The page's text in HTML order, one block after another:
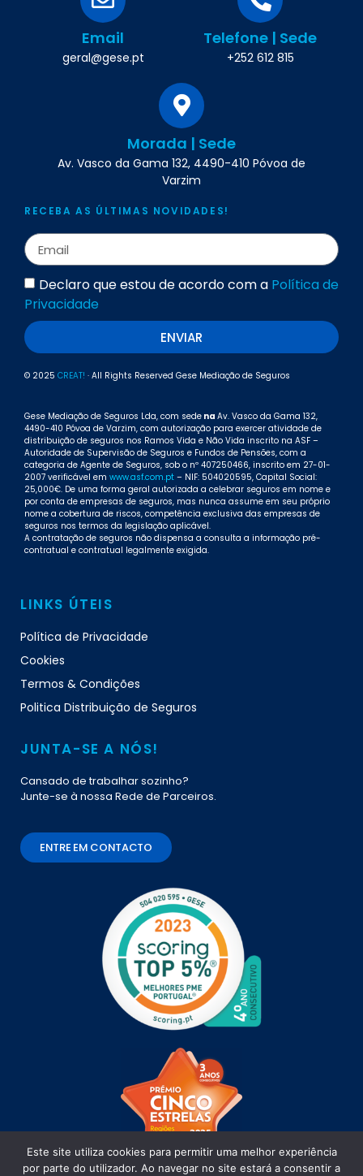
Email
geral@gese.pt
Telefone | Sede
+252 612 815
Morada | Sede
Av. Vasco da Gama 132, 4490-410 Póvoa de
Varzim
RECEBA AS ÚLTIMAS NOVIDADES!
Declaro que estou de acordo com a Política de
Privacidade
ENVIAR
© 2025 CREAT! · All Rights Reserved Gese Mediação de Seguros
Gese Mediação de Seguros Lda, com sede na Av. Vasco da Gama 132,
4490-410 Póvoa de Varzim, com autorização para exercer atividade de
distribuição de seguros nos Ramos Vida e Não Vida inscrito na ASF –
Autoridade de Supervisão de Seguros e Fundos de Pensões, com a
categoria de Agente de Seguros, sob o nº 407250466, inscrito em 27-01-
2007 verificável em www.asf.com.pt – NIF: 504020595, Capital Social:
25,000€. De uma forma geral autorizada a celebrar seguros em nome e
por conta de empresas de seguros, mas nunca assume em seu próprio
nome a cobertura de riscos, competência exclusiva das empresas de
seguros nos termos da legislação aplicável.
A contratação de seguros não dispensa a consulta a informação pré-
contratual e contratual legalmente exigida.
LINKS ÚTEIS
Política de Privacidade
Cookies
Termos & Condições
Politica Distribuição de Seguros
JUNTA-SE A NÓS!
Cansado de trabalhar sozinho?
Junte-se à nossa Rede de Parceiros.
ENTRE EM CONTACTO
Este site utiliza cookies para permitir uma melhor experiência
por parte do utilizador. Ao navegar no site estará a consentir a